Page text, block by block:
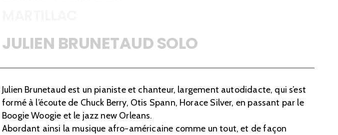
JULIEN BRUNETAUD SOLO
Julien Brunetaud est un pianiste et chanteur, largement autodidacte, qui s’est
formé à l’écoute de Chuck Berry, Otis Spann, Horace Silver, en passant par le
Boogie Woogie et le jazz new Orleans.
Abordant ainsi la musique afro-américaine comme un tout, et de façon